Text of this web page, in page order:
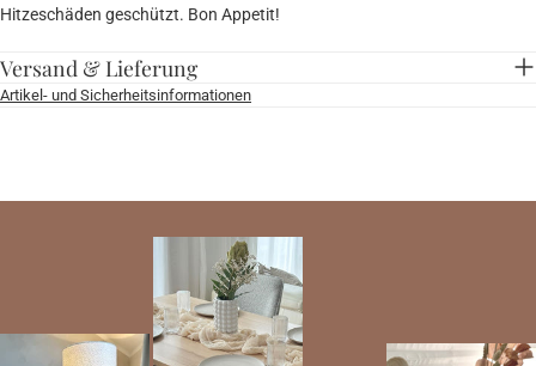
Hitzeschäden geschützt. Bon Appetit!
Versand & Lieferung
Artikel- und Sicherheitsinformationen